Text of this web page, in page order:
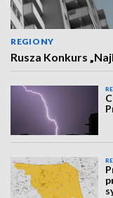
REGIONY
Rusza Konkurs